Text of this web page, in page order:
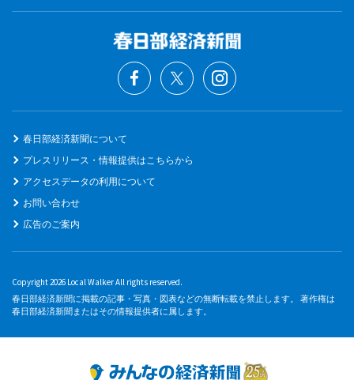
春日部経済新聞について
プレスリリース・情報提供はこちらから
アクセスデータの利用について
お問い合わせ
広告のご案内
Copyright 2026 Local Walker All rights reserved.
春日部経済新聞に掲載の記事・写真・図表などの無断転載を禁止します。 著作権は
春日部経済新聞またはその情報提供者に属します。